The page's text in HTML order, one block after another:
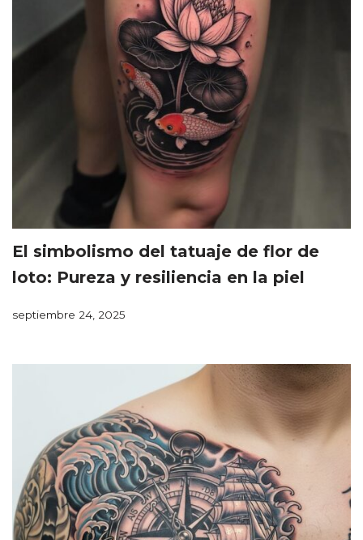
El simbolismo del tatuaje de flor de
loto: Pureza y resiliencia en la piel
septiembre 24, 2025